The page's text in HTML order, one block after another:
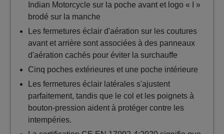
Indian Motorcycle sur la poche avant et logo « I »
brodé sur la manche
Les fermetures éclair d'aération sur les coutures
avant et arrière sont associées à des panneaux
d'aération cachés pour éviter la surchauffe
Cinq poches extérieures et une poche intérieure
Les fermetures éclair latérales s'ajustent
parfaitement, tandis que le col et les poignets à
bouton-pression aident à protéger contre les
intempéries.